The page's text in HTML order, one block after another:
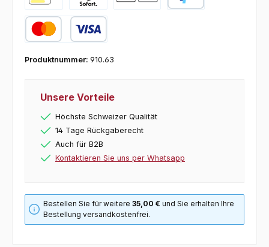
Vorkasse Pay with Klarna
Produktnummer: 910.63
Unsere Vorteile
Höchste Schweizer Qualität
14 Tage Rückgaberecht
Auch für B2B
Kontaktieren Sie uns per Whatsapp
Bestellen Sie für weitere35,00 € und Sie erhalten Ihre
Bestellung versandkostenfrei.